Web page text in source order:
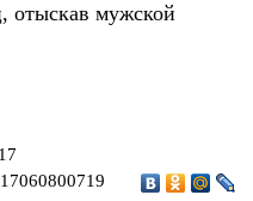
отыскав мужской